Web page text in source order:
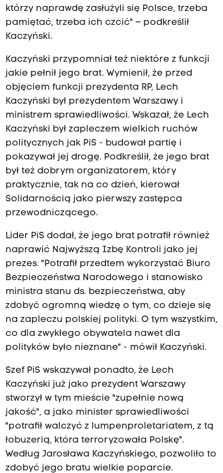
którzy naprawdę zasłużyli się Polsce, trzeba
pamiętać, trzeba ich czcić" – podkreślił
Kaczyński.
Kaczyński przypomniał też niektóre z funkcji
jakie pełnił jego brat. Wymienił, że przed
objęciem funkcji prezydenta RP, Lech
Kaczyński był prezydentem Warszawy i
ministrem sprawiedliwości. Wskazał, że Lech
Kaczyński był zapleczem wielkich ruchów
politycznych jak PiS - budował partię i
pokazywał jej drogę. Podkreślił, że jego brat
był też dobrym organizatorem, który
praktycznie, tak na co dzień, kierował
Solidarnością jako pierwszy zastępca
przewodniczącego.
Lider PiS dodał, że jego brat potrafił również
naprawić Najwyższą Izbę Kontroli jako jej
prezes. "Potrafił przedtem wykorzystać Biuro
Bezpieczeństwa Narodowego i stanowisko
ministra stanu ds. bezpieczeństwa, aby
zdobyć ogromną wiedzę o tym, co dzieje się
na zapleczu polskiej polityki. O tym wszystkim,
co dla zwykłego obywatela nawet dla
polityków było nieznane" - mówił Kaczyński.
Szef PiS wskazywał ponadto, że Lech
Kaczyński już jako prezydent Warszawy
stworzył w tym mieście "zupełnie nową
jakość", a jako minister sprawiedliwości
"potrafił walczyć z lumpenproletariatem, z tą
łobuzerią, która terroryzowała Polskę".
Według Jarosława Kaczyńskiego, pozwoliło to
zdobyć jego bratu wielkie poparcie.